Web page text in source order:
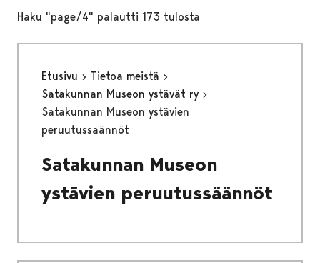
Haku "page/4" palautti 173 tulosta
Etusivu
Tietoa meistä
Satakunnan Museon ystävät ry
Satakunnan Museon ystävien
peruutussäännöt
Satakunnan Museon
ystävien peruutussäännöt